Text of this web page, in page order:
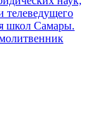
телеведущего
школ Самары.